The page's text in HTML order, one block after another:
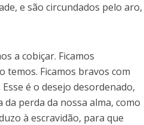
e são circundados pelo aro,
a cobiçar. Ficamos
temos. Ficamos bravos com
é o desejo desordenado,
perda da nossa alma, como
à escravidão, para que